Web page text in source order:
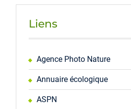
Liens
Agence Photo Nature
Annuaire écologique
ASPN